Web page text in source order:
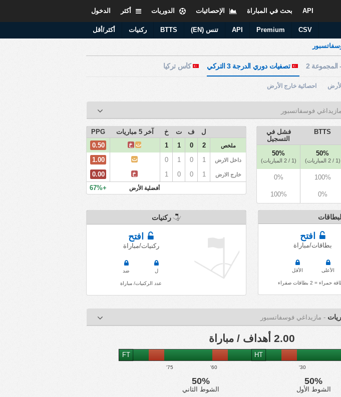
الدخول أكثر الدوريات الإحصائيات بحث في المباراة API
أكثر/أقل ركنيات BTTS تنس (EN) API Premium CSV
تصفيات دوري الدرجة 3 التركي كأس تركيا
احصائية خارج الأرض
فوسفاتسبور
ل ف ت خ آخر 5 مباريات PPG
ملخص 2
0
1
1 ت خ 0.50
داخل الارض 1
0
1
0 ت 1.00
خارج الارض 1
0
0
1 خ 0.00
أفضلية الأرض +67%
BTTS
فشل في
التسجيل
50%
(1 / 2 المباريات)
50%
(1 / 2 المباريات)
100%
0%
0%
100%
ركنيات
افتح
ركنيات/مباراة
ضد ل
عدد الركنيات/ مباراة
البطاقات
افتح
بطاقات/مباراة
الأقل الأعلى
حمراء = 2 بطاقات صفراء
- مازيداغي فوسفاتسبور
2.00 أهداف / مباراة
30'
HT
60'
75'
FT
50%
الشوط الأول
50%
الشوط الثاني